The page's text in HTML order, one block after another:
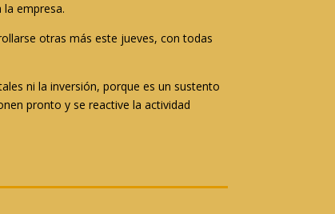
empresa.
otras más este jueves, con todas
ni la inversión, porque es un sustento
pronto y se reactive la actividad